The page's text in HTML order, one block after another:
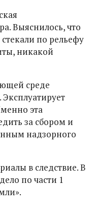
Выяснилось, что
по рельефу
никакой
среде
эта
за сбором и
надзорного
в следствие. В
по части 1